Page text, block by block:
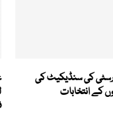
کی سنڈیکیٹ کی
کے انتخابات